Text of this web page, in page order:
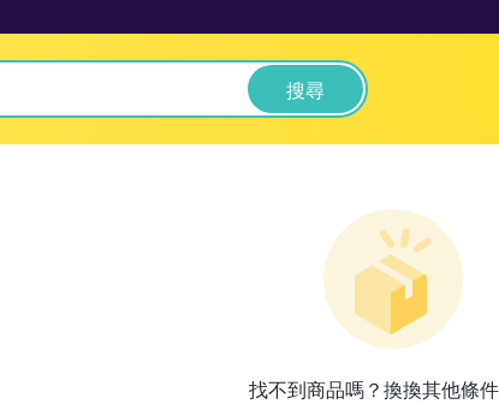
搜尋
找不到商品嗎？換換其他條件